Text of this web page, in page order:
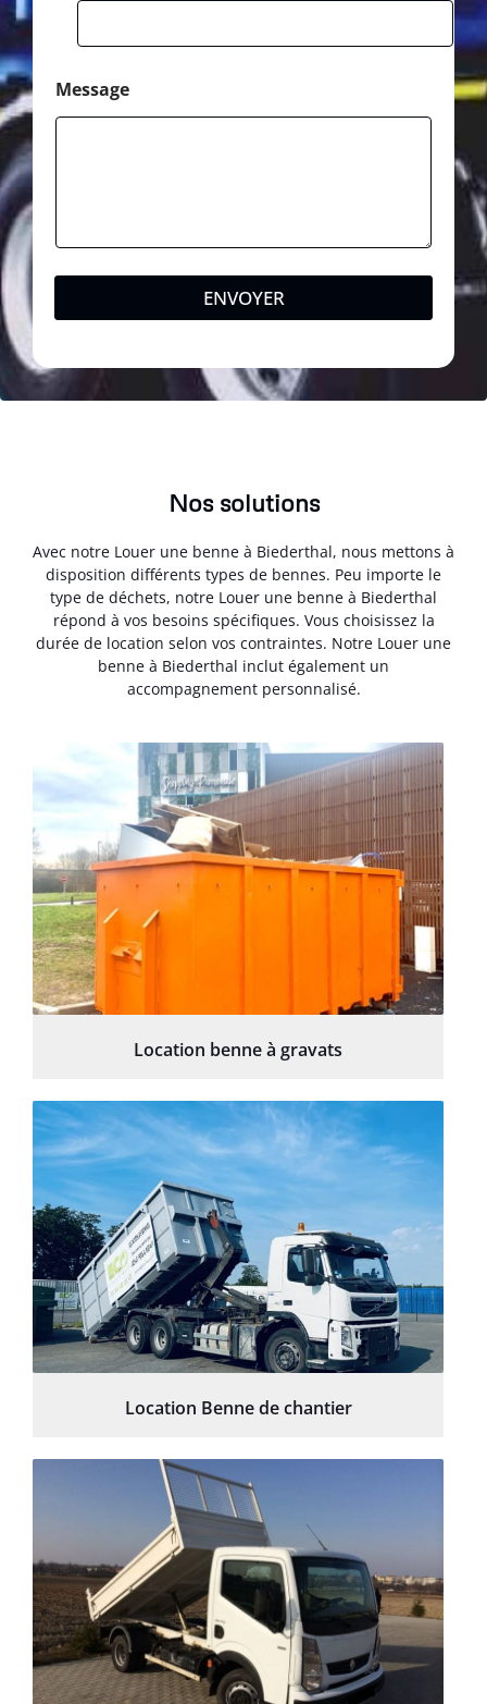
Message
ENVOYER
Nos solutions
Avec notre Louer une benne à Biederthal, nous mettons à
disposition différents types de bennes. Peu importe le
type de déchets, notre Louer une benne à Biederthal
répond à vos besoins spécifiques. Vous choisissez la
durée de location selon vos contraintes. Notre Louer une
benne à Biederthal inclut également un
accompagnement personnalisé.
Location benne à gravats
Location Benne de chantier